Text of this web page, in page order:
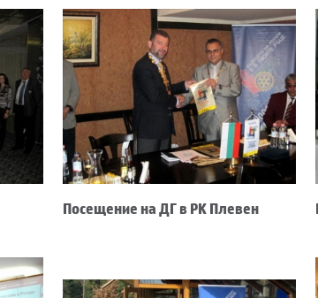
Посещение на ДГ в РК Плевен